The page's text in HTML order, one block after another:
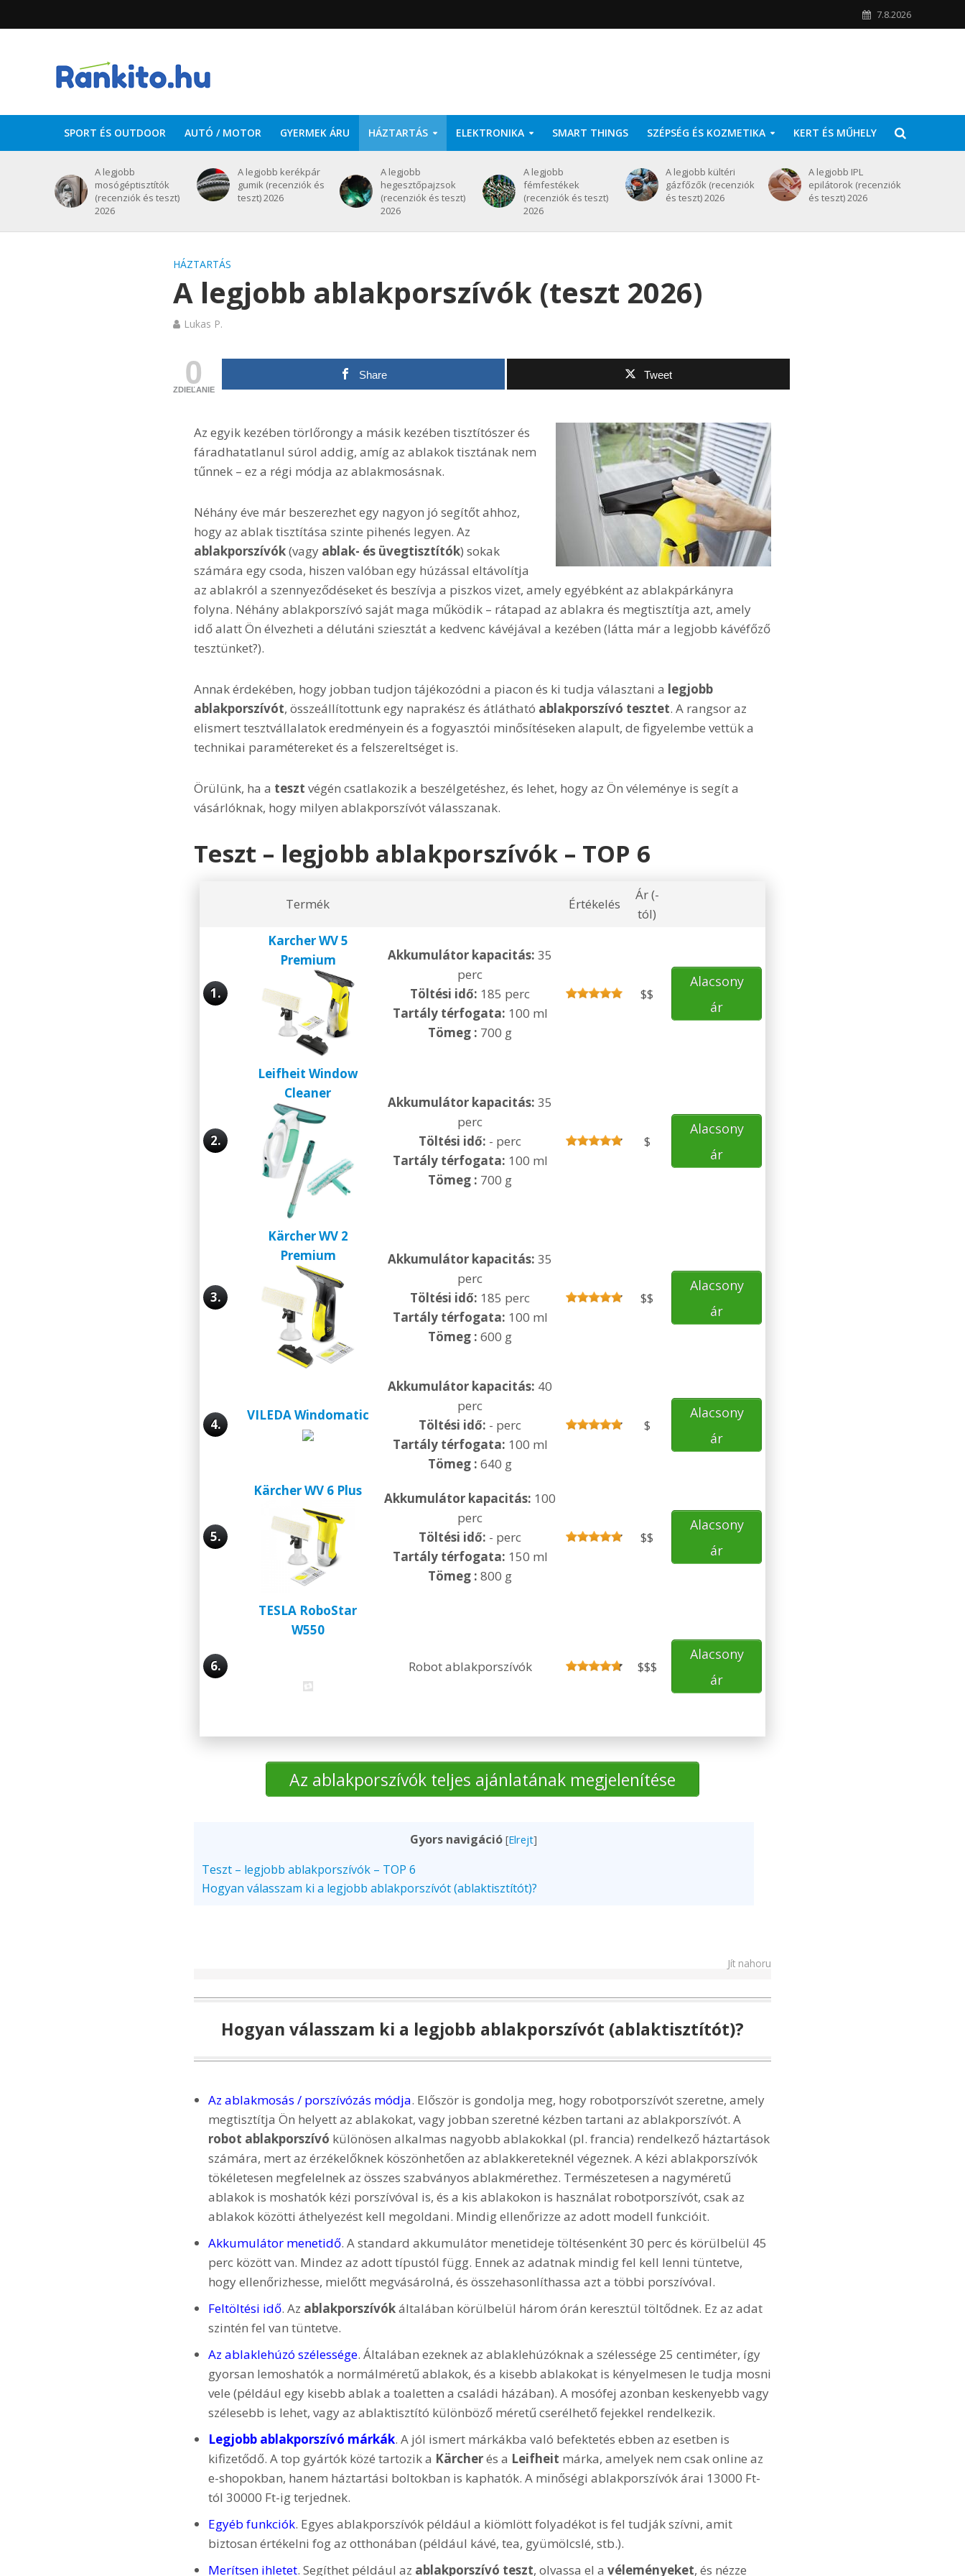
7.8.2026
SPORT ÉS OUTDOOR AUTÓ / MOTOR GYERMEK ÁRU HÁZTARTÁS ELEKTRONIKA SMART THINGS SZÉPSÉG ÉS KOZMETIKA KERT ÉS MŰHELY
A legjobb
mosógéptisztítók
(recenziók és teszt)
2026
A legjobb kerékpár
gumik (recenziók és
teszt) 2026
A legjobb
hegesztőpajzsok
(recenziók és teszt)
2026
A legjobb
fémfestékek
(recenziók és teszt)
2026
A legjobb kültéri
gázfőzők (recenziók
és teszt) 2026
A legjobb IPL
epilátorok (recenziók
és teszt) 2026
HÁZTARTÁS
A legjobb ablakporszívók (teszt 2026)
Lukas P.
0
ZDIEĽANIE
Share Tweet
Az egyik kezében törlőrongy a másik kezében tisztítószer és
fáradhatatlanul súrol addig, amíg az ablakok tisztának nem
tűnnek – ez a régi módja az ablakmosásnak.
Néhány éve már beszerezhet egy nagyon jó segítőt ahhoz,
hogy az ablak tisztítása szinte pihenés legyen. Az
ablakporszívók(vagy ablak- és üvegtisztítók) sokak
számára egy csoda, hiszen valóban egy húzással eltávolítja
az ablakról a szennyeződéseket és beszívja a piszkos vizet, amely egyébként az ablakpárkányra
folyna. Néhány ablakporszívó saját maga működik – rátapad az ablakra és megtisztítja azt, amely
idő alatt Ön élvezheti a délutáni sziesztát a kedvenc kávéjával a kezében (látta már a legjobb kávéfőző
tesztünket?).
Annak érdekében, hogy jobban tudjon tájékozódni a piacon és ki tudja választani a legjobb
ablakporszívót, összeállítottunk egy naprakész és átlátható ablakporszívó tesztet. A rangsor az
elismert tesztvállalatok eredményein és a fogyasztói minősítéseken alapult, de figyelembe vettük a
technikai paramétereket és a felszereltséget is.
Örülünk, ha a teszt végén csatlakozik a beszélgetéshez, és lehet, hogy az Ön véleménye is segít a
vásárlóknak, hogy milyen ablakporszívót válasszanak.
Teszt – legjobb ablakporszívók – TOP 6
Termék Értékelés
Ár (-
tól)
1.
Karcher WV 5
Premium
Akkumulátor kapacitás: 35
perc
Töltési idő: 185 perc
Tartály térfogata: 100 ml
Tömeg : 700 g
$$
Alacsony
ár
2.
Leifheit Window
Cleaner
Akkumulátor kapacitás: 35
perc
Töltési idő: - perc
Tartály térfogata: 100 ml
Tömeg : 700 g
$
Alacsony
ár
3.
Kärcher WV 2
Premium
Akkumulátor kapacitás: 35
perc
Töltési idő: 185 perc
Tartály térfogata: 100 ml
Tömeg : 600 g
$$
Alacsony
ár
4.
VILEDA Windomatic
Akkumulátor kapacitás: 40
perc
Töltési idő: - perc
Tartály térfogata: 100 ml
Tömeg : 640 g
$
Alacsony
ár
5.
Kärcher WV 6 Plus Akkumulátor kapacitás: 100
perc
Töltési idő: - perc
Tartály térfogata: 150 ml
Tömeg : 800 g
$$
Alacsony
ár
6.
TESLA RoboStar
W550
Robot ablakporszívók $$$
Alacsony
ár
Az ablakporszívók teljes ajánlatának megjelenítése
Gyors navigáció [Elrejt]
Teszt – legjobb ablakporszívók – TOP 6
Hogyan válasszam ki a legjobb ablakporszívót (ablaktisztítót)?
Jít nahoru
Hogyan válasszam ki a legjobb ablakporszívót (ablaktisztítót)?
Az ablakmosás / porszívózás módja. Először is gondolja meg, hogy robotporszívót szeretne, amely
megtisztítja Ön helyett az ablakokat, vagy jobban szeretné kézben tartani az ablakporszívót. A
robot ablakporszívó különösen alkalmas nagyobb ablakokkal (pl. francia) rendelkező háztartások
számára, mert az érzékelőknek köszönhetően az ablakkereteknél végeznek. A kézi ablakporszívók
tökéletesen megfelelnek az összes szabványos ablakmérethez. Természetesen a nagyméretű
ablakok is moshatók kézi porszívóval is, és a kis ablakokon is használat robotporszívót, csak az
ablakok közötti áthelyezést kell megoldani. Mindig ellenőrizze az adott modell funkcióit.
Akkumulátor menetidő. A standard akkumulátor menetideje töltésenként 30 perc és körülbelül 45
perc között van. Mindez az adott típustól függ. Ennek az adatnak mindig fel kell lenni tüntetve,
hogy ellenőrizhesse, mielőtt megvásárolná, és összehasonlíthassa azt a többi porszívóval.
Feltöltési idő. Az ablakporszívókáltalában körülbelül három órán keresztül töltődnek. Ez az adat
szintén fel van tüntetve.
Az ablaklehúzó szélessége. Általában ezeknek az ablaklehúzóknak a szélessége 25 centiméter, így
gyorsan lemoshatók a normálméretű ablakok, és a kisebb ablakokat is kényelmesen le tudja mosni
vele (például egy kisebb ablak a toaletten a családi házában). A mosófej azonban keskenyebb vagy
szélesebb is lehet, vagy az ablaktisztító különböző méretű cserélhető fejekkel rendelkezik.
Legjobb ablakporszívó márkák. A jól ismert márkákba való befektetés ebben az esetben is
kifizetődő. A top gyártók közé tartozik a Kärcherés a Leifheit márka, amelyek nem csak online az
e-shopokban, hanem háztartási boltokban is kaphatók. A minőségi ablakporszívók árai 13000 Ft-
tól 30000 Ft-ig terjednek.
Egyéb funkciók. Egyes ablakporszívók például a kiömlött folyadékot is fel tudják szívni, amit
biztosan értékelni fog az otthonában (például kávé, tea, gyümölcslé, stb.).
Merítsen ihletet. Segíthet például az ablakporszívó teszt, olvassa el a véleményeket, és nézze